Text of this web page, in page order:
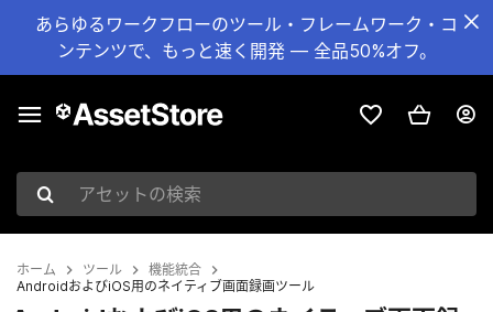
あらゆるワークフローのツール・フレームワーク・コ
ンテンツで、もっと速く開発 — 全品50%オフ。
アセットの検索
ホーム ツール
機能統合
AndroidおよびiOS用のネイティブ画面録画ツール